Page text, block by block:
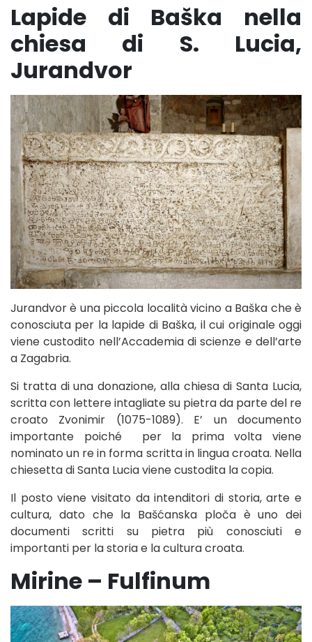
Lapide di Baška nella
chiesa di S. Lucia,
Jurandvor
Jurandvor è una piccola località vicino a Baška che è
conosciuta per la lapide di Baška, il cui originale oggi
viene custodito nell’Accademia di scienze e dell’arte
a Zagabria.
Si tratta di una donazione, alla chiesa di Santa Lucia,
scritta con lettere intagliate su pietra da parte del re
croato Zvonimir (1075-1089). E’ un documento
importante poiché per la prima volta viene
nominato un re in forma scritta in lingua croata. Nella
chiesetta di Santa Lucia viene custodita la copia.
Il posto viene visitato da intenditori di storia, arte e
cultura, dato che la Bašćanska ploča è uno dei
documenti scritti su pietra più conosciuti e
importanti per la storia e la cultura croata.
Mirine – Fulfinum